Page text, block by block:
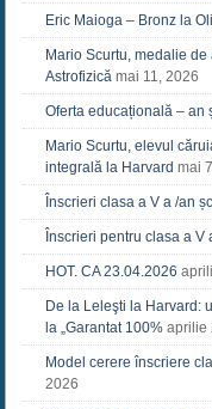
Eric Maioga – Bronz la
Mario Scurtu, medalie
Astrofizică mai 11, 2026
Oferta educațională – an
Mario Scurtu, elevul
integrală la Harvard mai
Înscrieri clasa a V a /an
Înscrieri pentru clasa a
HOT. CA 23.04.2026
De la Leleşti la Harvard:
la „Garantat 100% aprilie
Model cerere înscriere
2026